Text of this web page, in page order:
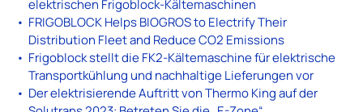
elektrischen Frigoblock-Kältemaschinen
FRIGOBLOCK Helps BIOGROS to Electrify Their
Distribution Fleet and Reduce CO2 Emissions
Frigoblock stellt die FK2-Kältemaschine für elektrische
Transportkühlung und nachhaltige Lieferungen vor
Der elektrisierende Auftritt von Thermo King auf der